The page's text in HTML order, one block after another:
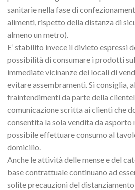
sanitarie nella fase di
alimenti, rispetto della distanza di
almeno un metro).
E’ stabilito invece il divieto espressi
possibilità di consumare i prodotti
immediate vicinanze dei locali di
evitare assembramenti. Si consiglia,
fraintendimenti da parte della
comunicazione scritta ai clienti che
consentita la sola vendita da asporto
possibile effettuare consumo al
domicilio.
Anche le attività delle mense e del
base contrattuale continuano ad
solite precauzioni del